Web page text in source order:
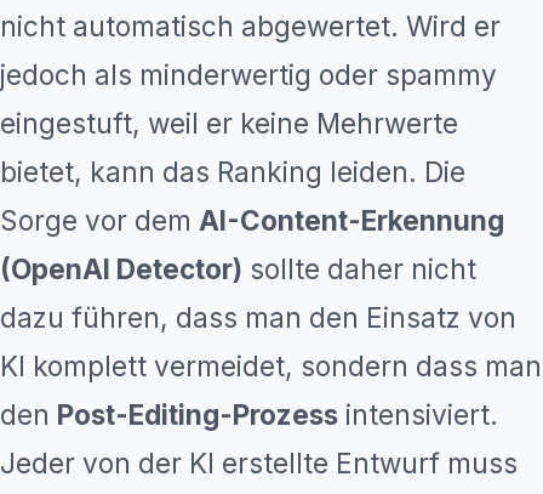
nicht automatisch abgewertet. Wird er
jedoch als minderwertig oder spammy
eingestuft, weil er keine Mehrwerte
bietet, kann das Ranking leiden. Die
Sorge vor dem AI-Content-Erkennung
(OpenAI Detector) sollte daher nicht
dazu führen, dass man den Einsatz von
KI komplett vermeidet, sondern dass man
den Post-Editing-Prozess intensiviert.
Jeder von der KI erstellte Entwurf muss